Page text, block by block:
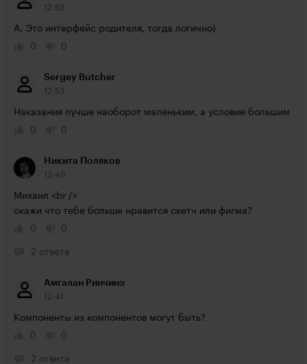
12:53
А. Это интерфейс родителя, тогда логично)
0
0
Sergey Butcher
12:53
Наказания лучше наоборот маленьким, а условие большим
0
0
Никита Поляков
12:46
Михаил <br />
скажи что тебе больше нравится скетч или фигма?
0
0
2 ответа
Амгалан Ринчинэ
12:41
Компоненты из компонентов могут быть?
0
0
2 ответа